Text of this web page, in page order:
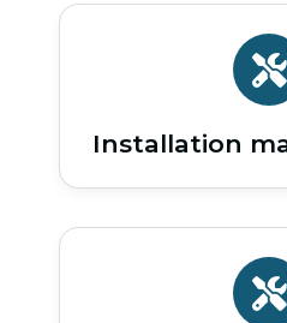
Installation